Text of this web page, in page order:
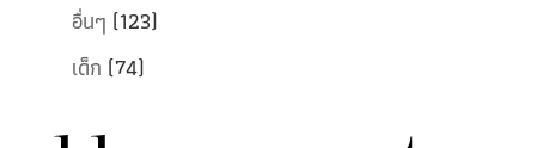
อื่นๆ (123)
เด็ก (74)